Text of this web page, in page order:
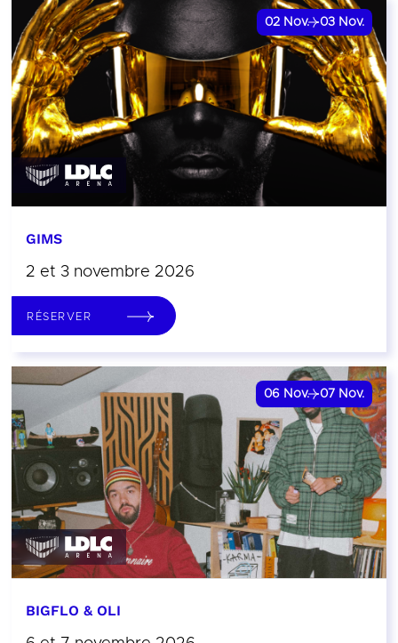
02 Nov. 03 Nov.
GIMS
2 et 3 novembre 2026
RÉSERVER
06 Nov. 07 Nov.
BIGFLO & OLI